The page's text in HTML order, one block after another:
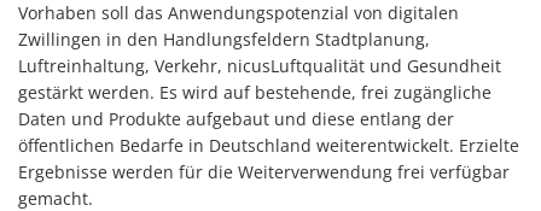
Vorhaben soll das Anwendungspotenzial von digitalen
Zwillingen in den Handlungsfeldern Stadtplanung,
Luftreinhaltung, Verkehr, nicusLuftqualität und Gesundheit
gestärkt werden. Es wird auf bestehende, frei zugängliche
Daten und Produkte aufgebaut und diese entlang der
öffentlichen Bedarfe in Deutschland weiter­entwickelt. Erzielte
Ergebnisse werden für die Weiterverwendung frei verfügbar
gemacht.